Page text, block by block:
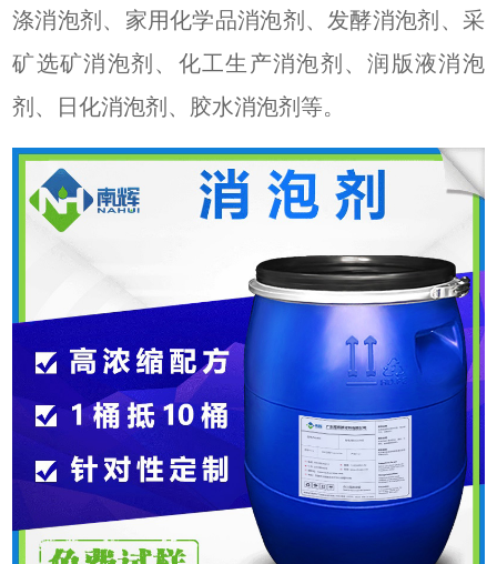
涤消泡剂、家用化学品消泡剂、发酵消泡剂、采
矿选矿消泡剂、化工生产消泡剂、润版液消泡
剂、
日化消泡剂、 胶水消泡剂等。